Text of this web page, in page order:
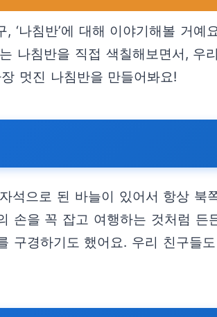
나침반’에 대해 이야기해볼 거예
나침반을 직접 색칠해보면서, 우
멋진 나침반을 만들어봐요!
석으로 된 바늘이 있어서 항상 북
손을 꼭 잡고 여행하는 것처럼 든
구경하기도 했어요. 우리 친구들